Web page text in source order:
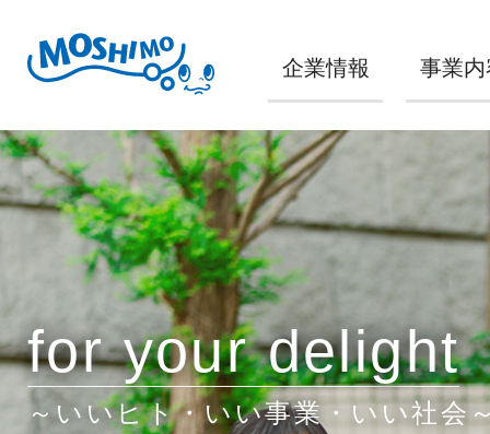
企業情報 事業内
for your delight
～いいヒト・いい事業・いい社会